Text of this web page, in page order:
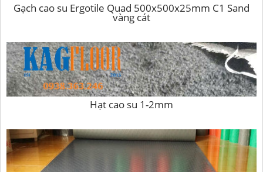
Gạch cao su Ergotile Quad 500x500x25mm C1 Sand
vàng cát
Hạt cao su 1-2mm